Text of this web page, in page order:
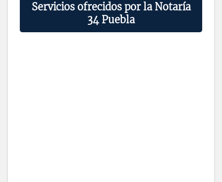
Servicios ofrecidos por la Notaría
34 Puebla